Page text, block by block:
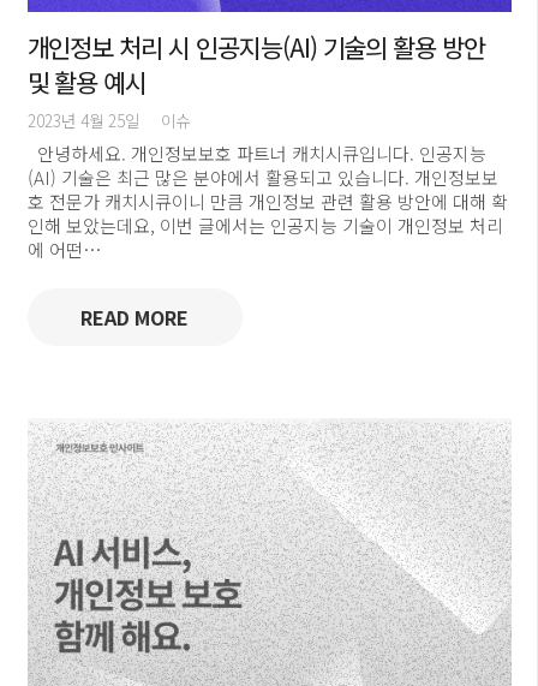
개인정보 처리 시 인공지능(AI) 기술의 활용 방안
및 활용 예시
2023년 4월 25일 이슈
안녕하세요. 개인정보보호 파트너 캐치시큐입니다. 인공지능
(AI) 기술은 최근 많은 분야에서 활용되고 있습니다. 개인정보보
호 전문가 캐치시큐이니 만큼 개인정보 관련 활용 방안에 대해 확
인해 보았는데요, 이번 글에서는 인공지능 기술이 개인정보 처리
에 어떤…
READ MORE